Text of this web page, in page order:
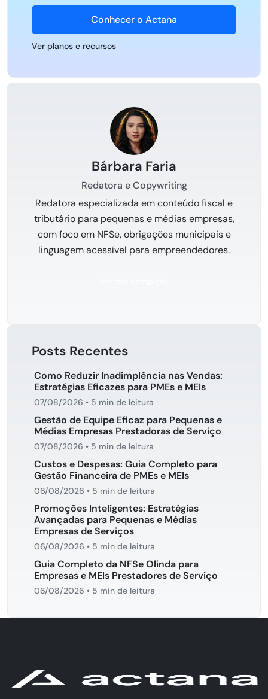
Conhecer o Actana
Ver planos e recursos
Bárbara Faria
Redatora e Copywriting
Redatora especializada em conteúdo fiscal e
tributário para pequenas e médias empresas,
com foco em NFSe, obrigações municipais e
linguagem acessível para empreendedores.
Posts Recentes
Como Reduzir Inadimplência nas Vendas:
Estratégias Eficazes para PMEs e MEIs
07/08/2026 • 5 min de leitura
Gestão de Equipe Eficaz para Pequenas e
Médias Empresas Prestadoras de Serviço
07/08/2026 • 5 min de leitura
Custos e Despesas: Guia Completo para
Gestão Financeira de PMEs e MEIs
06/08/2026 • 5 min de leitura
Promoções Inteligentes: Estratégias
Avançadas para Pequenas e Médias
Empresas de Serviços
06/08/2026 • 5 min de leitura
Guia Completo da NFSe Olinda para
Empresas e MEIs Prestadores de Serviço
06/08/2026 • 5 min de leitura